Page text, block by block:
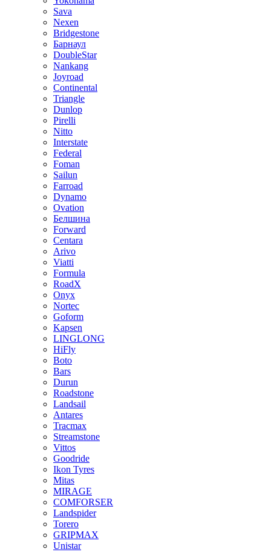
Sava
Nexen
Bridgestone
Барнаул
DoubleStar
Nankang
Joyroad
Continental
Triangle
Dunlop
Pirelli
Nitto
Interstate
Federal
Foman
Sailun
Farroad
Dynamo
Ovation
Белшина
Forward
Centara
Arivo
Viatti
Formula
RoadX
Onyx
Nortec
Goform
Kapsen
LINGLONG
HiFly
Boto
Bars
Durun
Roadstone
Landsail
Antares
Tracmax
Streamstone
Vittos
Goodride
Ikon Tyres
Mitas
MIRAGE
COMFORSER
Landspider
Torero
GRIPMAX
Unistar